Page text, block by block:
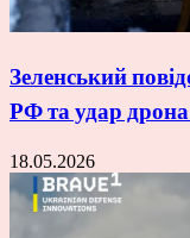
Зеленський
РФ та удар
18.05.2026